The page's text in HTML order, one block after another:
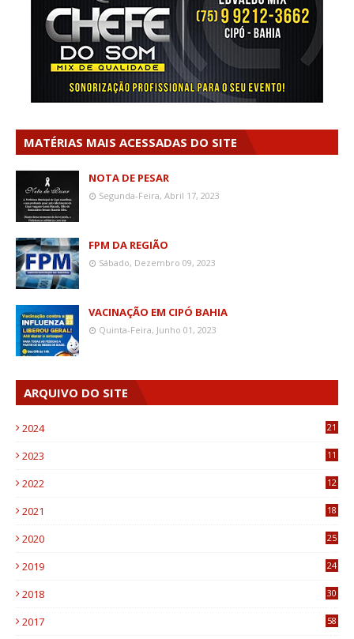
MATÉRIAS MAIS ACESSADAS DO SITE
NOTA DE PESAR
Segunda-Feira, Abril 17, 2023
FPM DA REGIÃO
Sábado, Dezembro 09, 2023
VACINAÇÃO EM CIPÓ BAHIA
Quinta-Feira, Junho 01, 2023
ARQUIVO DO SITE
2024 21
2023
11
2022
12
2021
18
2020
25
2019
24
2018
30
2017
58